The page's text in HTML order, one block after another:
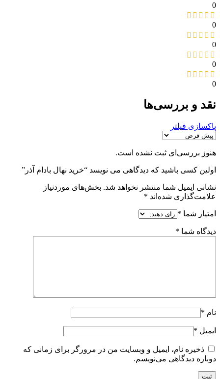
0
0
0
0
0
نقد و بررسی‌ها
پاکسازی فیلتر
هنوز بررسی‌ای ثبت نشده است.
اولین کسی باشید که دیدگاهی می نویسد “خرید نهال بادام آذر”
نشانی ایمیل شما منتشر نخواهد شد. بخش‌های موردنیاز
علامت‌گذاری شده‌اند *
امتیاز شما *
دیدگاه شما *
نام *
ایمیل *
ذخیره نام، ایمیل و وبسایت من در مرورگر برای زمانی که
دوباره دیدگاهی می‌نویسم.